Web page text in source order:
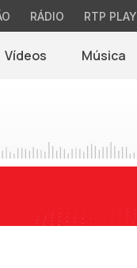
RÁDIO RTP PLAY
Vídeos Música